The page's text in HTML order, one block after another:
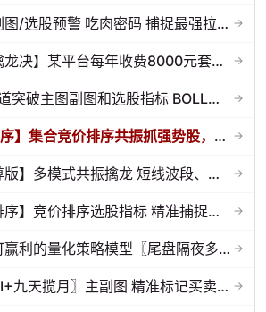
通达信小黄鱼副图/选股预警 吃肉密码 捕捉最强拉升段 源码 贴图 →
通达信【起爆擒龙决】某平台每年收费8000元套装 指标源码 无未来 →
通达信BOLL通道突破主图副图和选股指标 BOLL通达突破追踪主力动向 源码... →
通达信【老K排序】集合竞价排序共振抓强势股，超高胜率，十合一排序！ →
【游资操盘至尊版】多模式共振擒龙 短线波段、低位抄底、游资启动行情量... →
通达信【金刀排序】竞价排序选股指标 精准捕捉强势首板 源码 贴图 →
实战检验当前可赢利的量化策略模型〖尾盘隔夜多头承接〗套装指标 源码 ... →
通达信〖鹰眼AI+九天揽月〗主副图 精准标记买卖拐点 九维因子共振过滤杂... →